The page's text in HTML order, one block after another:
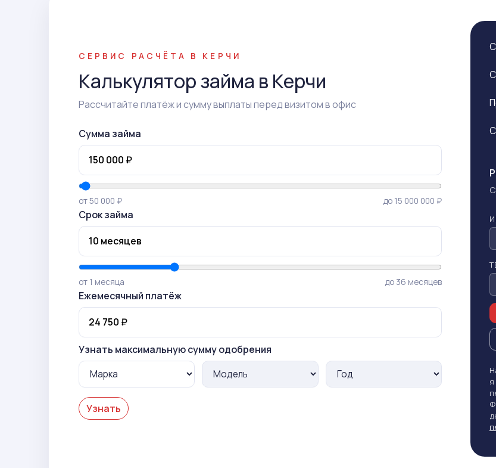
СЕРВИС РАСЧЁТА В КЕРЧИ
Калькулятор займа в Керчи
Рассчитайте платёж и сумму выплаты перед визитом в офис
Сумма займа
от 50 000 ₽ до 15 000 000 ₽
Срок займа
от 1 месяца до 36 месяцев
Ежемесячный платёж
Узнать максимальную сумму одобрения
Узнать